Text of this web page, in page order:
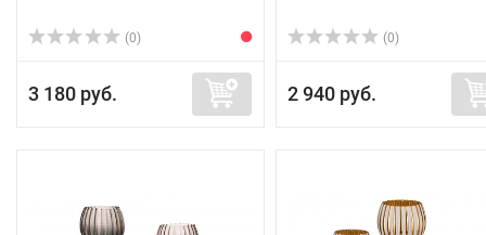
(0)
3 180 руб.
(0)
2 940 руб.